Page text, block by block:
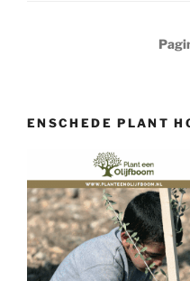
ENSCHEDE PLANT